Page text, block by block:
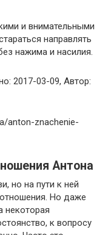
и внимательными
направлять
нажима и насилия.
2017-03-09, Автор:
anton-znachenie-
Антона
но на пути к ней
Но даже
некоторая
к вопросу